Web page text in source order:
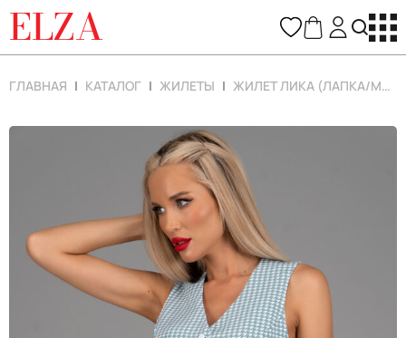
ELZA
ГЛАВНАЯ КАТАЛОГ ЖИЛЕТЫ ЖИЛЕТ ЛИКА (ЛАПКА/МЕНТОЛ)